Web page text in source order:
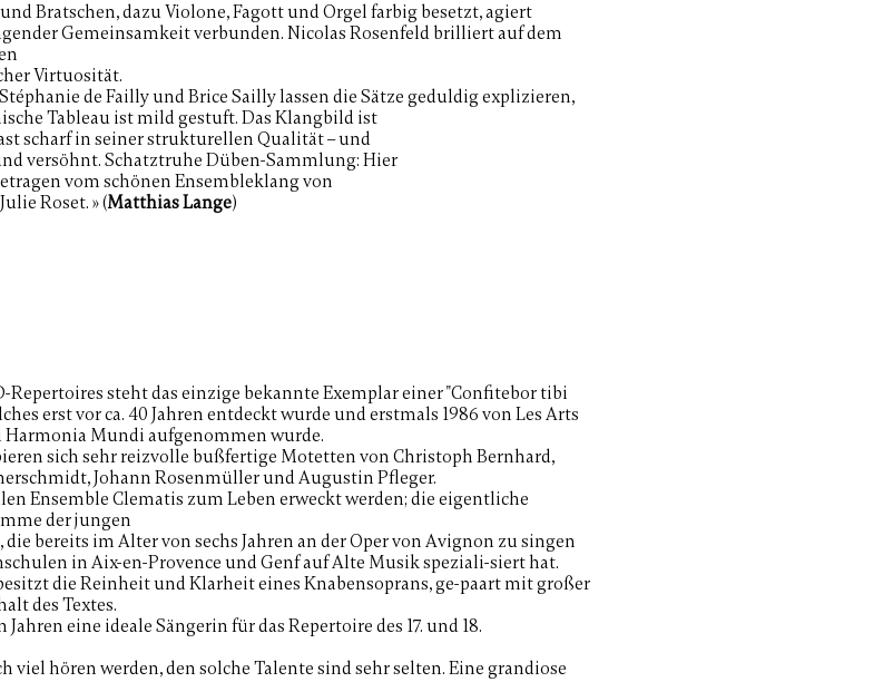
Bratschen, dazu Violone, Fagott und Orgel farbig besetzt, agiert
Gemeinsamkeitverbunden. Nicolas Rosenfeld brilliert auf dem
Virtuosität.
de Failly und Brice Sailly lassen die Sätze geduldig explizieren,
Tableau ist mild gestuft. Das Klangbild ist
scharf in seiner strukturellen Qualität – und
versöhnt. Schatztruhe Düben-Sammlung: Hier
vom schönen Ensembleklang von
Roset. » (Matthias Lange)
steht das einzige bekannte Exemplar einer "Confitebor tibi
erst vor ca. 40 Jahren entdeckt wurde und erstmals 1986 von Les Arts
Harmonia Mundi aufgenommen wurde.
sich sehr reizvolle bußfertige Motetten von Christoph Bernhard,
Johann Rosenmüller und Augustin Pfleger.
Ensemble Clematis zum Leben erweckt werden; die eigentliche
der jungen
bereits im Alter von sechs Jahren an der Oper von Avignon zu singen
in Aix-en-Provence und Genf auf Alte Musik speziali-siert hat.
die Reinheit und Klarheit eines Knabensoprans, ge-paart mit großer
des Textes.
Jahren eine ideale Sängerin für das Repertoire des 17. und 18.
viel hören werden, den solche Talente sind sehr selten. Eine grandiose